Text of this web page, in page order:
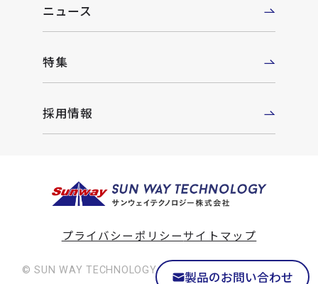
製品のお問い合わせ
ニュース
特集
採用情報
プライバシーポリシーサイトマップ
© SUN WAY TECHNOLOGY Co., Ltd. All rights reserved